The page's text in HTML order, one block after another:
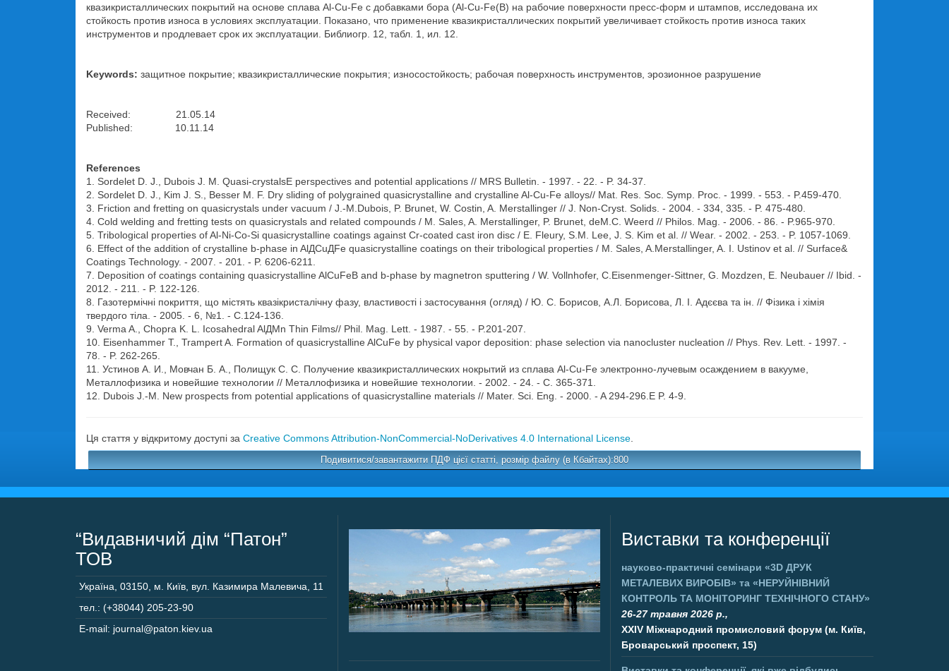
квазикристаллических покрытий на основе сплава Al-Cu-Fe с добавками бора (Al-Cu-Fe(B) на рабочие поверхности пресс-форм и штампов, исследована их
стойкость против износа в условиях эксплуатации. Показано, что применение квазикристаллических покрытий увеличивает стойкость против износа таких
инструментов и продлевает срок их эксплуатации. Библиогр. 12, табл. 1, ил. 12.
Keywords: защитное покрытие; квазикристаллические покрытия; износостойкость; рабочая поверхность инструментов, эрозионное разрушение
Received: 21.05.14
Published: 10.11.14
References
1. Sordelet D. J., Dubois J. M. Quasi-crystalsЕ perspectives and potential applications // MRS Bulletin. - 1997. - 22. - P. 34-37.
2. Sordelet D. J., Kim J. S., Besser M. F. Dry sliding of polygrained quasicrystalline and crystalline Al-Cu-Fe alloys// Mat. Res. Soc. Symp. Proc. - 1999. - 553. - P.459-470.
3. Friction and fretting on quasicrystals under vacuum / J.-M.Dubois, P. Brunet, W. Costin, A. Merstallinger // J. Non-Cryst. Solids. - 2004. - 334, 335. - P. 475-480.
4. Cold welding and fretting tests on quasicrystals and related compounds / M. Sales, A. Merstallinger, P. Brunet, deM.C. Weerd // Philos. Mag. - 2006. - 86. - P.965-970.
5. Tribological properties of Al-Ni-Co-Si quasicrystalline coatings against Cr-coated cast iron disc / E. Fleury, S.M. Lee, J. S. Kim et al. // Wear. - 2002. - 253. - P. 1057-1069.
6. Effect of the addition of crystalline b-phase in AlДCuДFe quasicrystalline coatings on their tribological properties / M. Sales, A.Merstallinger, A. I. Ustinov et al. // Surface&
Coatings Technology. - 2007. - 201. - P. 6206-6211.
7. Deposition of coatings containing quasicrystalline AlCuFeB and b-phase by magnetron sputtering / W. Vollnhofer, C.Eisenmenger-Sittner, G. Mozdzen, E. Neubauer // Ibid. -
2012. - 211. - P. 122-126.
8. Газотермічні покриття, що містять квазікристалічну фазу, властивості і застосування (огляд) / Ю. С. Борисов, А.Л. Борисова, Л. І. Адєєва та ін. // Фізика і хімія
твердого тіла. - 2005. - 6, №1. - С.124-136.
9. Verma A., Chopra K. L. Icosahedral AlДMn Thin Films// Phil. Mag. Lett. - 1987. - 55. - P.201-207.
10. Eisenhammer T., Trampert A. Formation of quasicrystalline AlCuFe by physical vapor deposition: phase selection via nanocluster nucleation // Phys. Rev. Lett. - 1997. -
78. - P. 262-265.
11. Устинов А. И., Мовчан Б. А., Полищук С. С. Получение квазикристаллических нокрытий из сплава Al-Cu-Fe электронно-лучевым осаждением в вакууме,
Металлофизика и новейшие технологии // Металлофизика и новейшие технологии. - 2002. - 24. - C. 365-371.
12. Dubois J.-M. New prospects from potential applications of quasicrystalline materials // Mater. Sci. Eng. - 2000. - A 294-296.Е P. 4-9.
Ця стаття у відкритому доступі за Creative Commons Attribution-NonCommercial-NoDerivatives 4.0 International License
Подивитися/завантажити ПДФ цієї статті, розмір файлу (в Кбайтах):800
“Видавничий дім “Патон”
ТОВ
Україна 03150 м. Київ, вул. Казимира Малевича, 11
тел.: (+38044) 205-23-90
E-mail: journal@paton.kiev.ua
Виставки та конференції
науково-практичні семінари«3D ДРУК
МЕТАЛЕВИХ ВИРОБІВ» та«НЕРУЙНІВНИЙ
КОНТРОЛЬ ТА МОНІТОРИНГ ТЕХНІЧНОГО СТАНУ»
26-27 травня 2026 р.,
XXIV Міжнародний промисловий форум (м. Київ,
Броварський проспект, 15)